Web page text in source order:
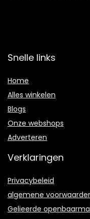
Snelle links
Home
Alles winkelen
Blogs
Onze webshops
Adverteren
Verklaringen
Privacybeleid
algemene
Gelieerde